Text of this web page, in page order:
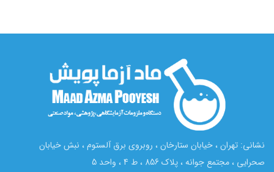
نشانی: تهران ، خیابان ستارخان ، روبروی برق آلستوم ، نبش خیابان
صحرایی ، مجتمع جوانه ، پلاک 856 ، ط 4 ، واحد 5